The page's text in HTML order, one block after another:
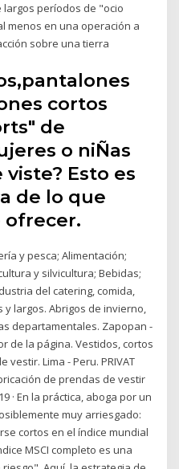
largos períodos de "ocio
menos en una operación a
sobre una tierra
cortos
de
o niÑas
Esto es
de lo que
ofrecer.
y pesca; Alimentación;
y silvicultura; Bebidas;
del catering, comida,
largos. Abrigos de invierno,
departamentales. Zapopan -
de la página. Vestidos, cortos
vestir. Lima - Peru. PRIVAT
de prendas de vestir
· En la práctica, aboga por un
muy arriesgado:
cortos en el índice mundial
MSCI completo es una